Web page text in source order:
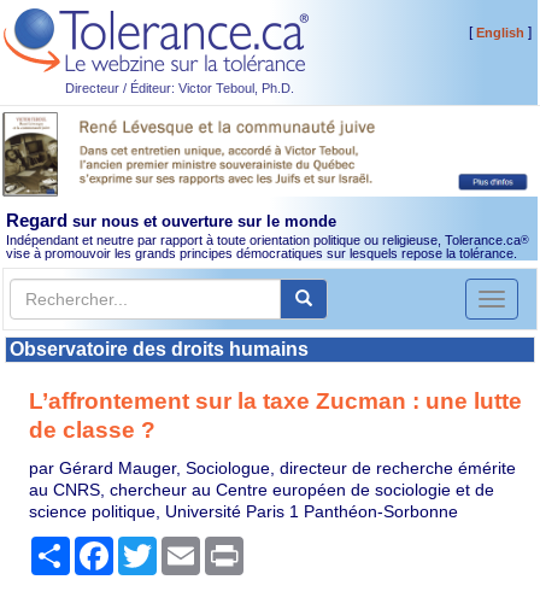
Directeur / Éditeur: Victor Teboul, Ph.D.
[English ]
Regard sur nous et ouverture sur le monde
Indépendant et neutre par rapport à toute orientation politique ou religieuse, Tolerance.ca®
vise à promouvoir les grands principes démocratiques sur lesquels repose la tolérance.
Toggle
Observatoire des droits humains
L’affrontement sur la taxe Zucman : une lutte
de classe ?
par Gérard Mauger, Sociologue, directeur de recherche émérite
au CNRS, chercheur au Centre européen de sociologie et de
science politique, Université Paris 1 Panthéon-Sorbonne
PartagerFacebook
TwitterEmail